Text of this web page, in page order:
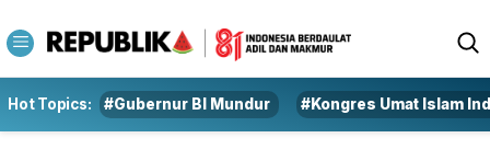
Hot Topics: #Gubernur BI Mundur #Kongres Umat Islam